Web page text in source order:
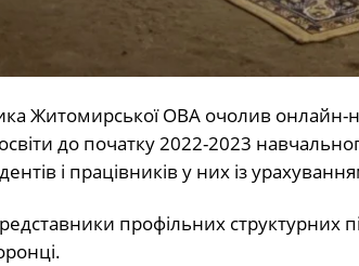
Житомирської ОВА очолив онлайн-
до початку 2022-2023
і працівників у них із
профільних структурних